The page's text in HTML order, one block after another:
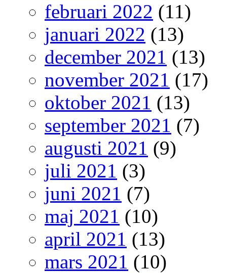
februari 2022 (11)
januari 2022 (13)
december 2021 (13)
november 2021 (17)
oktober 2021 (13)
september 2021 (7)
augusti 2021 (9)
juli 2021 (3)
juni 2021 (7)
maj 2021 (10)
april 2021 (13)
mars 2021 (10)